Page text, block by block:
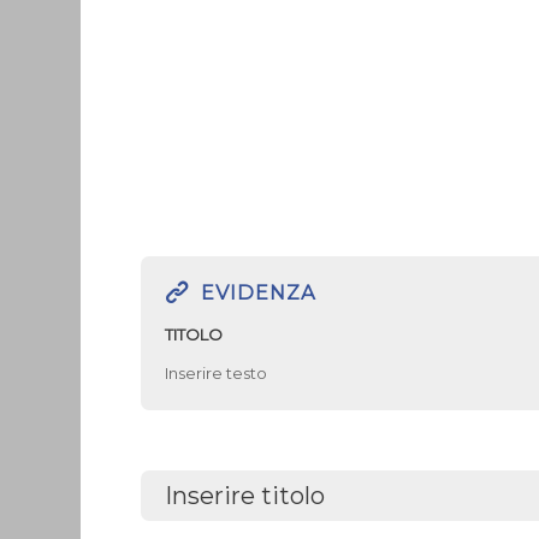
EVIDENZA
TITOLO
Inserire testo
Inserire titolo